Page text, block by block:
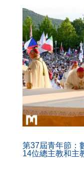
第37屆青年節：
14位總主教和主